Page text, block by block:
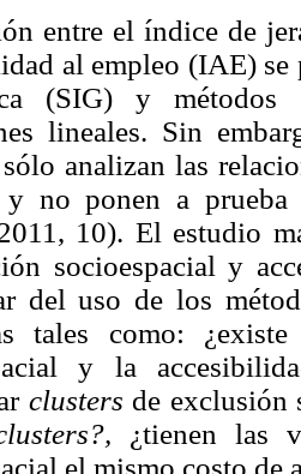
entre el índice de
al empleo (IAE)
(SIG) y métodos
lineales. Sin
analizan las
y no ponen a prueba
10). El estudio
socioespacial y
del uso de los
tales como:
y la
clusters de exclusión
¿tienen las